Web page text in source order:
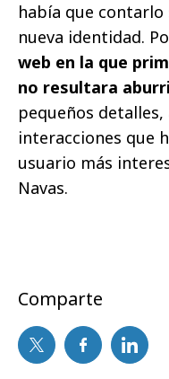
había que
nueva identidad.
web en la que
no resultara
pequeños detalles,
interacciones que
usuario más
Navas.
Comparte